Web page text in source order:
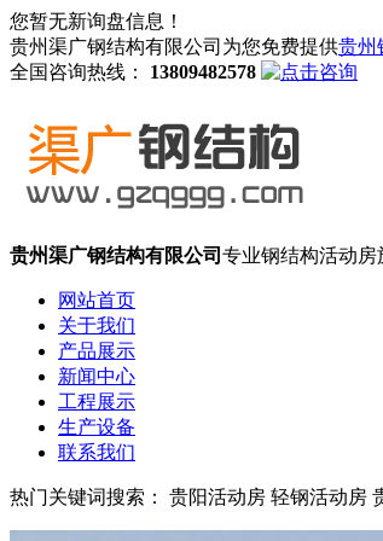
您暂无新询盘信息！
贵州渠广钢结构有限公司为您免费提供贵州
全国咨询热线： 13809482578
贵州渠广钢结构有限公司 专业钢结构活动
网站首页
关于我们
产品展示
新闻中心
工程展示
生产设备
联系我们
热门关键词搜索： 贵阳活动房 轻钢活动房